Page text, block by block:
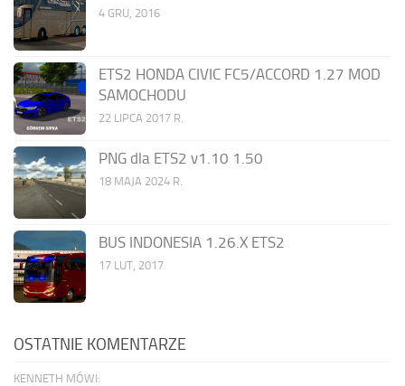
4 GRU, 2016
ETS2 HONDA CIVIC FC5/ACCORD 1.27 MOD
SAMOCHODU
22 LIPCA 2017 R.
PNG dla ETS2 v1.10 1.50
18 MAJA 2024 R.
BUS INDONESIA 1.26.X ETS2
17 LUT, 2017
OSTATNIE KOMENTARZE
KENNETH MÓWI: